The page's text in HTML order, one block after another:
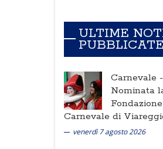
ULTIME
PUBBLICATE
Carnevale -
Nominata
Fondazione
Carnevale di
venerdì 7 agosto 2026